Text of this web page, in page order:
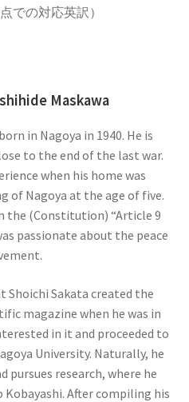
メデス
グラハム・ベル
年3月3日 ～1922年
から解放した発明家 —
アンカレ
天文学で独自の領
拓】
での対応英訳）
Maskawa
in Nagoya in 1940. He is
to the end of the last war.
when his home was
of Nagoya at the age of five.
the (Constitution) “Article 9
passionate about the peace
Shoichi Sakata created the
magazine when he was in
in it and proceeded to
University. Naturally, he
pursues research, where he
After compiling his